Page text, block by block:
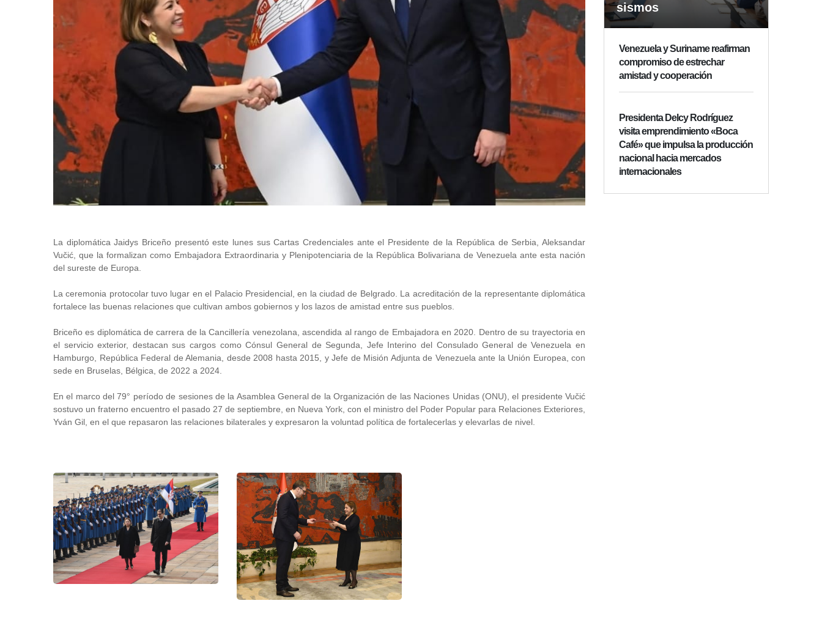
La diplomática Jaidys Briceño presentó este lunes sus Cartas Credenciales ante el Presidente de la República de Serbia, Aleksandar
Vučić, que la formalizan como Embajadora Extraordinaria y Plenipotenciaria de la República Bolivariana de Venezuela ante esta nación
del sureste de Europa.
La ceremonia protocolar tuvo lugar en el Palacio Presidencial, en la ciudad de Belgrado. La acreditación de la representante diplomática
fortalece las buenas relaciones que cultivan ambos gobiernos y los lazos de amistad entre sus pueblos.
Briceño es diplomática de carrera de la Cancillería venezolana, ascendida al rango de Embajadora en 2020. Dentro de su trayectoria en
el servicio exterior, destacan sus cargos como Cónsul General de Segunda, Jefe Interino del Consulado General de Venezuela en
Hamburgo, República Federal de Alemania, desde 2008 hasta 2015, y Jefe de Misión Adjunta de Venezuela ante la Unión Europea, con
sede en Bruselas, Bélgica, de 2022 a 2024.
En el marco del 79° período de sesiones de la Asamblea General de la Organización de las Naciones Unidas (ONU), el presidente Vučić
sostuvo un fraterno encuentro el pasado 27 de septiembre, en Nueva York, con el ministro del Poder Popular para Relaciones Exteriores,
Yván Gil, en el que repasaron las relaciones bilaterales y expresaron la voluntad política de fortalecerlas y elevarlas de nivel.
sismos
Venezuela y Suriname reafirman
compromiso de estrechar
amistad y cooperación
Presidenta Delcy Rodríguez
visita emprendimiento «Boca
Café» que impulsa la producción
nacional hacia mercados
internacionales